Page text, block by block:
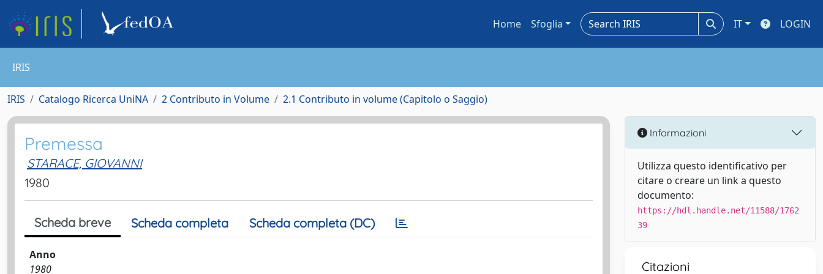
Home Sfoglia IT LOGIN
IRIS
IRIS Catalogo Ricerca UniNA 2 Contributo in Volume 2.1 Contributo in volume (Capitolo o Saggio)
Premessa
STARACE, GIOVANNI
1980
Scheda breve Scheda completa Scheda completa (DC)
Anno
1980
Informazioni
Utilizza questo identificativo per
citare o creare un link a questo
documento:
https://hdl.handle.net/11588/1762
39
Citazioni